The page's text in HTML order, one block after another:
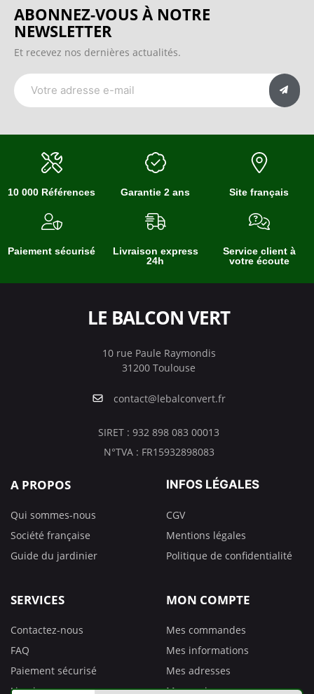
ABONNEZ-VOUS À NOTRE
NEWSLETTER
Et recevez nos dernières actualités.
10 000 Références Garantie 2 ans Site français
Paiement sécurisé
Livraison express
24h
Service client à
votre écoute
LE BALCON VERT
10 rue Paule Raymondis
31200 Toulouse
contact@lebalconvert.fr
SIRET : 932 898 083 00013
N°TVA : FR15932898083
A PROPOS
Qui sommes-nous
Société française
Guide du jardinier
INFOS LÉGALES
CGV
Mentions légales
Politique de confidentialité
SERVICES
Contactez-nous
FAQ
Paiement sécurisé
Livraison
MON COMPTE
Mes commandes
Mes informations
Mes adresses
Mes avoirs